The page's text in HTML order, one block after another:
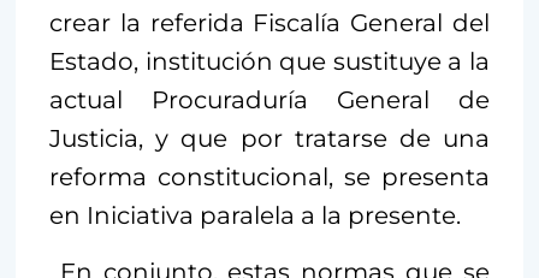
crear la referida Fiscalía General del
Estado, institución que sustituye a la
actual Procuraduría General de
Justicia, y que por tratarse de una
reforma constitucional, se presenta
en Iniciativa paralela a la presente.
En conjunto, estas normas que se